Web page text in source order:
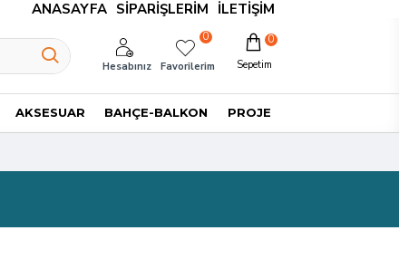
ANASAYFA SIPARIŞLERIM İLETIŞIM
Hesabınız Favorilerim
0
Sepetim
0
AKSESUAR BAHÇE-BALKON PROJE